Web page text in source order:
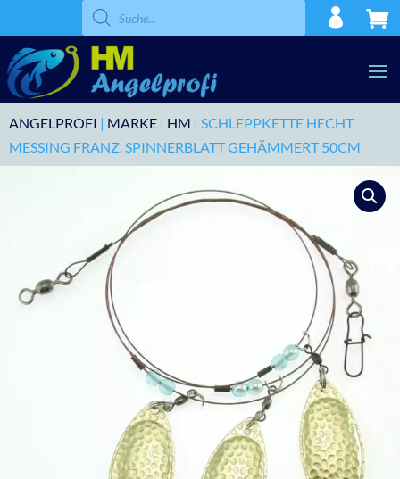
Products
search
ANGELPROFI | MARKE | HM | SCHLEPPKETTE HECHT
MESSING FRANZ. SPINNERBLATT GEHÄMMERT 50CM